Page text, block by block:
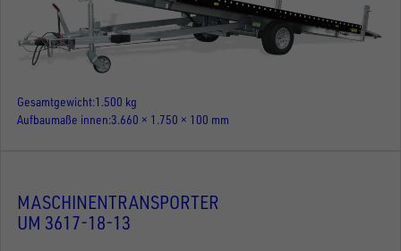
Gesamtgewicht 1.500 kg
Aufbaumaße innen 3.660 × 1.750 × 100 mm
MASCHINENTRANSPORTER
UM 3617-18-13